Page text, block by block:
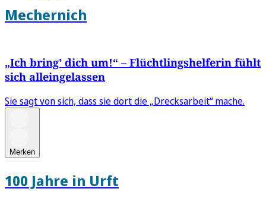
Mechernich
„Ich bring' dich um!“ – Flüchtlingshelferin fühlt
sich alleingelassen
Sie sagt von sich, dass sie dort die „Drecksarbeit“ mache.
Merken
100 Jahre in Urft